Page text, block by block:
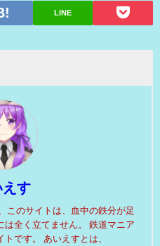
LINE
えす
このサイトは、血中の鉄分が足
は全く立てません。 鉄道マニア
です。 あいえすとは、